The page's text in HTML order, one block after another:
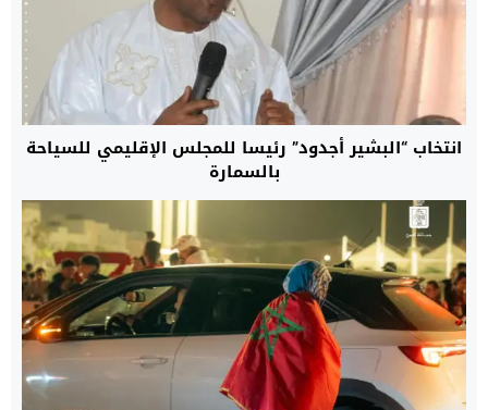
انتخاب “البشير أجدود” رئيسا للمجلس الإقليمي للسياحة
بالسمارة